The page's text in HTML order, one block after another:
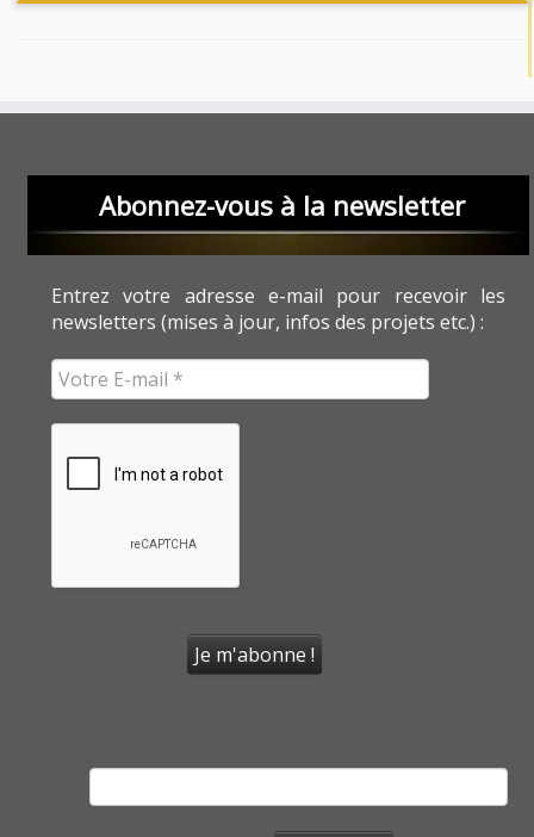
Abonnez-vous à la newsletter
Entrez votre adresse e-mail pour recevoir les
newsletters (mises à jour, infos des projets etc.) :